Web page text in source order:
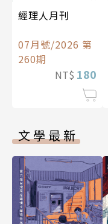
經理人月刊
07月號/2026 第
260期
NT$ 180
文學最新